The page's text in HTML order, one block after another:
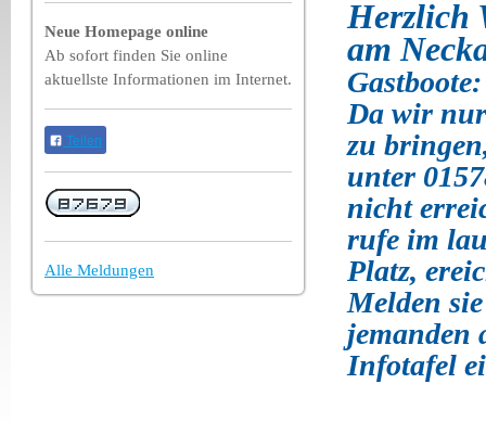
Neue Homepage online
Ab sofort finden Sie online
aktuellste Informationen im Internet.
Teilen
Alle Meldungen
Herzlich
am
Gastboote:
Da wir
zu
unter
nicht
rufe im
Platz,
Melden
jemanden
Infotafel